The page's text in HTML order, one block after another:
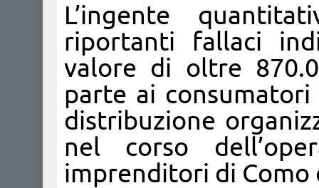
L’ingente
riportanti fallaci
valore di oltre
parte ai
distribuzione
nel corso
imprenditori di Como